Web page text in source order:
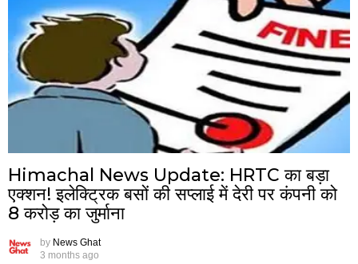
Himachal News Update: HRTC का बड़ा
एक्शन! इलेक्ट्रिक बसों की सप्लाई में देरी पर कंपनी को
8 करोड़ का जुर्माना
by News Ghat
3 months ago